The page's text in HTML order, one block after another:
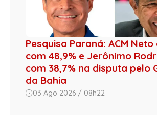
Pesquisa Paraná: ACM
com 48,9% e Jerônimo
com 38,7% na disputa pelo
da Bahia
03 Ago 2026 / 08h22